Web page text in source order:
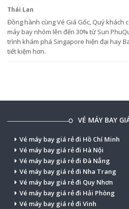
Thái Lan
Đồng hành cùng Vé Giá Gốc, Quý khách
máy bay nhóm lên đến 30% từ Sun
trình khám phá Singapore hiện đại hay
tiết kiệm hơn.
VÉ MÁY BAY
Vé máy bay giá rẻ đi Hồ Chí Minh
Vé máy bay giá rẻ đi Hà Nội
Vé máy bay giá rẻ đi Đà Nẵng
Vé máy bay giá rẻ đi Nha Trang
Vé máy bay giá rẻ đi Quy Nhơn
Vé máy bay giá rẻ đi Hải Phòng
Vé máy bay giá rẻ đi Vinh